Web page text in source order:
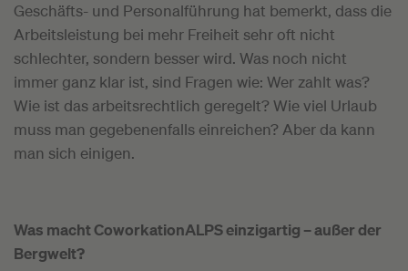
Geschäfts- und Personalführung hat bemerkt, dass die
Arbeitsleistung bei mehr Freiheit sehr oft nicht
schlechter, sondern besser wird. Was noch nicht
immer ganz klar ist, sind Fragen wie: Wer zahlt was?
Wie ist das arbeitsrechtlich geregelt? Wie viel Urlaub
muss man gegebenenfalls einreichen? Aber da kann
man sich einigen.
Was macht CoworkationALPS einzigartig – außer der
Bergwelt?